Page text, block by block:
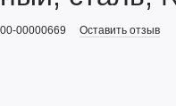
00000669 Оставить отзыв